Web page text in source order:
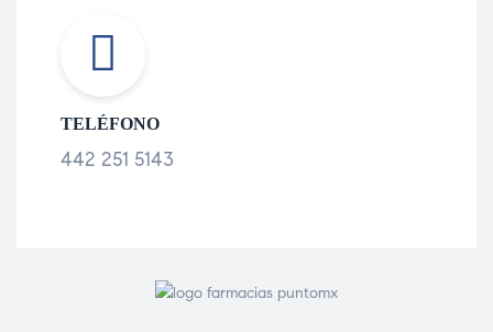
TELÉFONO
442 251 5143